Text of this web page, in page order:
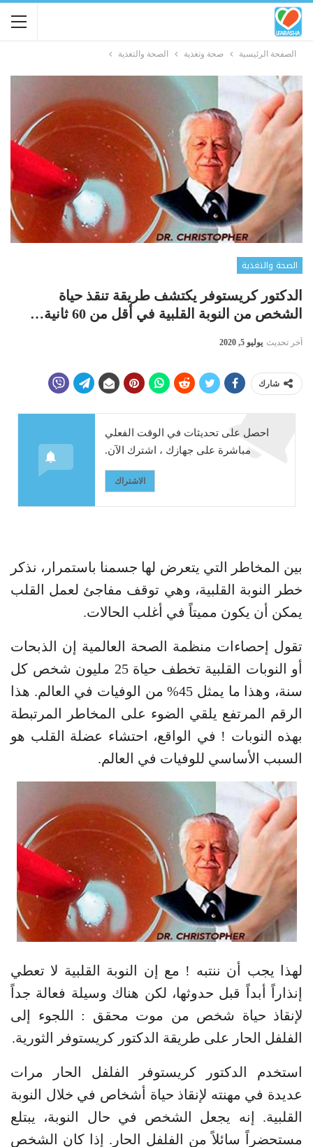
الصفحة الرئيسية صحة وتغذية الصحة والتغذية
الصحة والتغذية
الدكتور كريستوفر يكتشف طريقة تنقذ حياة
الشخص من النوبة القلبية في أقل من 60 ثانية…
آخر تحديث يوليو 5, 2020
شارك
احصل على تحديثات في الوقت الفعلي
مباشرة على جهازك ، اشترك الآن.
الاشتراك
بين المخاطر التي يتعرض لها جسمنا باستمرار، نذكر
خطر النوبة القلبية، وهي توقف مفاجئ لعمل القلب
يمكن أن يكون مميتاً في أغلب الحالات.
تقول إحصاءات منظمة الصحة العالمية إن الذبحات
أو النوبات القلبية تخطف حياة 25 مليون شخص كل
سنة، وهذا ما يمثل 45% من الوفيات في العالم. هذا
الرقم المرتفع يلقي الضوء على المخاطر المرتبطة
بهذه النوبات ! في الواقع، احتشاء عضلة القلب هو
السبب الأساسي للوفيات في العالم.
لهذا يجب أن ننتبه ! مع إن النوبة القلبية لا تعطي
إنذاراً أبداً قبل حدوثها، لكن هناك وسيلة فعالة جداً
لإنقاذ حياة شخص من موت محقق : اللجوء إلى
الفلفل الحار على طريقة الدكتور كريستوفر الثورية.
استخدم الدكتور كريستوفر الفلفل الحار مرات
عديدة في مهنته لإنقاذ حياة أشخاص في خلال النوبة
القلبية. إنه يجعل الشخص في حال النوبة، يبتلع
مستحضراً سائلاً من الفلفل الحار. إذا كان الشخص